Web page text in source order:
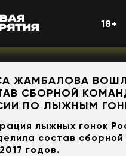
18+
ЖАМБАЛОВА
СБОРНОЙ
ПО ЛЫЖНЫМ
лыжных гонок
состав
годов.